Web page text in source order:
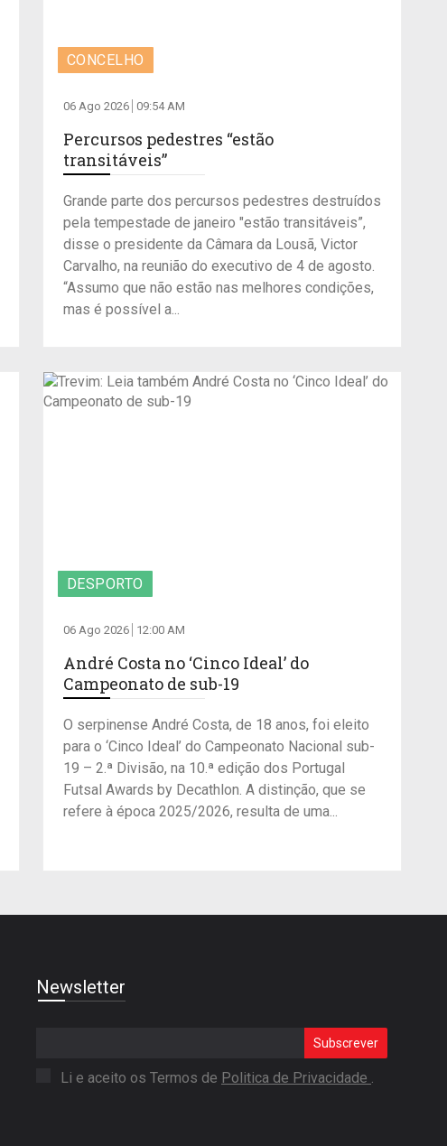
CONCELHO
06 Ago 2026 09:54 AM
Percursos pedestres “estão
transitáveis”
Grande parte dos percursos pedestres destruídos
pela tempestade de janeiro "estão transitáveis”,
disse o presidente da Câmara da Lousã, Victor
Carvalho, na reunião do executivo de 4 de agosto.
“Assumo que não estão nas melhores condições,
mas é possível a...
DESPORTO
06 Ago 2026 12:00 AM
André Costa no ‘Cinco Ideal’ do
Campeonato de sub-19
O serpinense André Costa, de 18 anos, foi eleito
para o ‘Cinco Ideal’ do Campeonato Nacional sub-
19 – 2.ª Divisão, na 10.ª edição dos Portugal
Futsal Awards by Decathlon. A distinção, que se
refere à época 2025/2026, resulta de uma...
Newsletter
Subscrever
Li e aceito os Termos de Politica de Privacidade .